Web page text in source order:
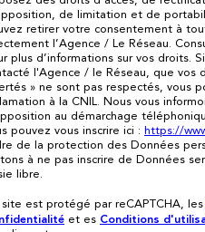
de limitation et de
retirer votre consentement à
l’Agence / Le Réseau.
plus d’informations sur vos droits.
l'Agence / le Réseau, que vos
» ne sont pas respectés, vous
à la CNIL. Nous vous
au démarchage
pouvez vous inscrire ici : https://
de la protection des Données
à ne pas inscrire de Données
libre.
site est protégé par reCAPTCHA, les
et es Conditions